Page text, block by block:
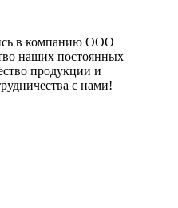
в компанию ООО
наших постоянных
продукции и
с нами!